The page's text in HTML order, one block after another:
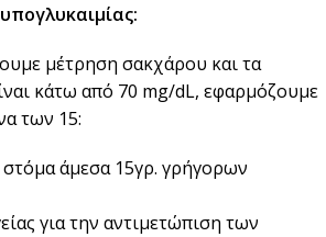
μέτρηση σακχάρου και τα
κάτω από 70 mg/dL, εφαρμόζουμε
των 15:
άμεσα 15γρ. γρήγορων
για την αντιμετώπιση των